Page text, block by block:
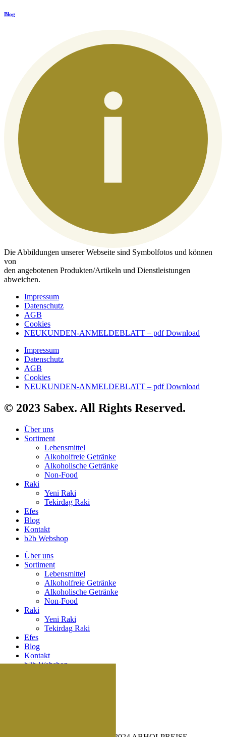
Blog
Die Abbildungen unserer Webseite sind Symbolfotos und können
von
den angebotenen Produkten/Artikeln und Dienstleistungen
abweichen.
Impressum
Datenschutz
AGB
Cookies
NEUKUNDEN-ANMELDEBLATT – pdf Download
Impressum
Datenschutz
AGB
Cookies
NEUKUNDEN-ANMELDEBLATT – pdf Download
© 2023 Sabex. All Rights Reserved.
Über uns
Sortiment
Lebensmittel
Alkoholfreie Getränke
Alkoholische Getränke
Non-Food
Raki
Yeni Raki
Tekirdag Raki
Efes
Blog
Kontakt
b2b Webshop
Über uns
Sortiment
Lebensmittel
Alkoholfreie Getränke
Alkoholische Getränke
Non-Food
Raki
Yeni Raki
Tekirdag Raki
Efes
Blog
Kontakt
b2b Webshop